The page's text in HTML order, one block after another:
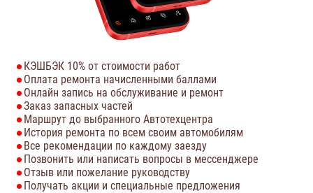
КЭШБЭК 10% от стоимости работ
Оплата ремонта начисленными баллами
Онлайн запись на обслуживание и ремонт
Заказ запасных частей
Маршрут до выбранного Автотехцентра
История ремонта по всем своим автомобилям
Все рекомендации по каждому заезду
Позвонить или написать вопросы в мессенджере
Отзыв или пожелание руководству
Получать акции и специальные предложения